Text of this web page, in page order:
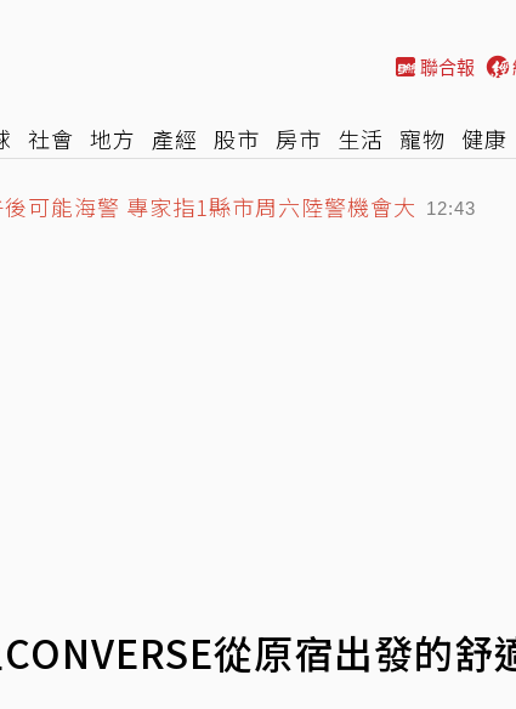
聯合報
社會 地方 產經 股市 房市 生活 寵物 健康
可能海警 專家指1縣市周六陸警機會大
」風潮到底是什麼？ 12:34
從原宿出發的舒